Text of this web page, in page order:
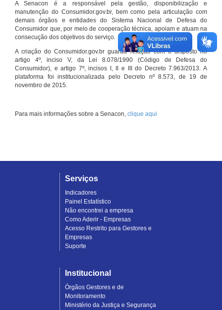
A Senacon é a responsável pela gestão, disponibilização e
manutenção do Consumidor.gov.br, bem como pela articulação com
demais órgãos e entidades do Sistema Nacional de Defesa do
Consumidor que, por meio de cooperação técnica, apoiam e atuam na
consecução dos objetivos do serviço.
A criação do Consumidor.gov.br guarda relação com o disposto no
artigo 4º, inciso V, da Lei 8.078/1990 (Código de Defesa do
Consumidor), e artigo 7º, incisos I, II e III do Decreto 7.963/2013. A
plataforma foi institucionalizada pelo Decreto nº 8.573, de 19 de
novembro de 2015.
Para mais informações sobre a Senacon, clique aqui
Serviços
Indicadores
Painel Estatístico
Não encontrei a empresa
Como Aderir - Empresas
Acesso Restrito para Gestores e
Empresas
Suporte
Institucional
Órgãos Gestores e de
Monitoramento
Ministério da Justiça e Segurança